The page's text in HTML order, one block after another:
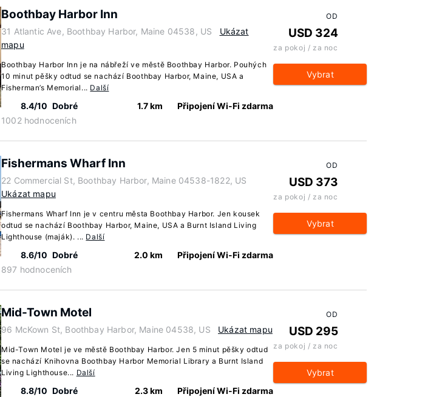
Boothbay Harbor Inn
31 Atlantic Ave, Boothbay Harbor, Maine 04538, US
Ukázat
mapu
Boothbay Harbor Inn je na nábřeží ve městě Boothbay Harbor. Pouhých
10 minut pěšky odtud se nachází Boothbay Harbor, Maine, USA a
Fisherman’s Memorial... Další
8.4/10 Dobré
1002 hodnoceních
1.7 km Připojení Wi-Fi zdarma
OD
USD 324
za pokoj / za noc
Vybrat
Fishermans Wharf Inn
22 Commercial St, Boothbay Harbor, Maine 04538-1822, US
Ukázat mapu
Fishermans Wharf Inn je v centru města Boothbay Harbor. Jen kousek
odtud se nachází Boothbay Harbor, Maine, USA a Burnt Island Living
Lighthouse (maják). ... Další
8.6/10 Dobré
897 hodnoceních
2.0 km Připojení Wi-Fi zdarma
OD
USD 373
za pokoj / za noc
Vybrat
Mid-Town Motel
96 McKown St, Boothbay Harbor, Maine 04538, US Ukázat mapu
Mid-Town Motel je ve městě Boothbay Harbor. Jen 5 minut pěšky odtud
se nachází Knihovna Boothbay Harbor Memorial Library a Burnt Island
Living Lighthouse... Další
8.8/10 Dobré
2.3 km Připojení Wi-Fi zdarma
OD
USD 295
za pokoj / za noc
Vybrat